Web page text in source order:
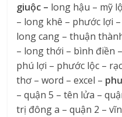
giuộc – long hậu – mỹ
– long khê – phước lợi
long cang – thuận
– long thới – bình điền
phú lợi – phước lộc –
thơ – word – excel –
– quận 5 – tên lửa –
trị đông a – quận 2 –